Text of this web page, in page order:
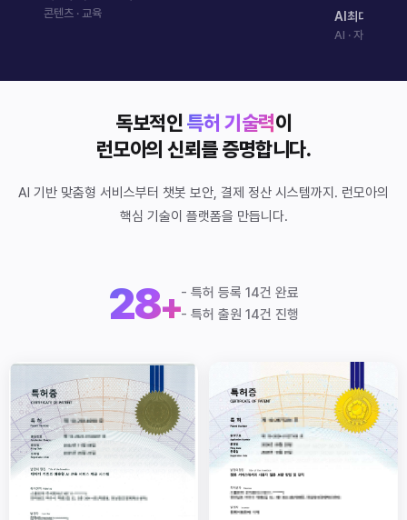
콘텐츠 · 교육 AI최대표 X 런
AI · 자동화
독보적인특허 기술력이
런모아의 신뢰를 증명합니다.
AI 기반 맞춤형 서비스부터 챗봇 보안, 결제 정산 시스템까지. 런모아의
핵심 기술이 플랫폼을 만듭니다.
28+- 특허 등록 14건 완료
- 특허 출원 14건 진행